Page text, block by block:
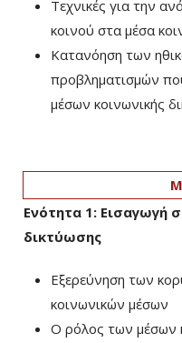
Τεχνικές για την
κοινού στα μέσα
Κατανόηση των
προβληματισμών
μέσων κοινωνικής
Ενότητα 1: Εισαγωγή
δικτύωσης
Εξερεύνηση των
κοινωνικών μέσων
Ο ρόλος των μέσων